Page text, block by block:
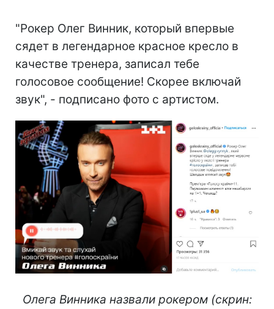
"Рокер Олег Винник, который впервые
сядет в легендарное красное кресло в
качестве тренера, записал тебе
голосовое сообщение! Скорее включай
звук", - подписано фото с артистом.
Олега Винника назвали рокером (скрин: